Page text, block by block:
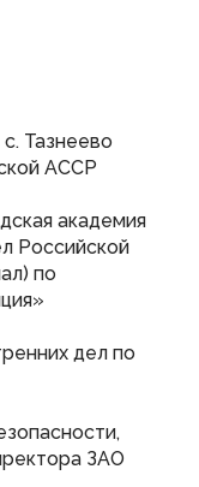
Собрания
и
Тазнеево
АССР
академия
Российской
по
дел по
ЗАО